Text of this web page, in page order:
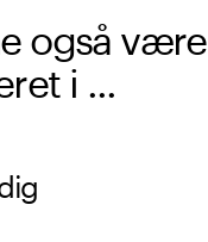
også være
i ...